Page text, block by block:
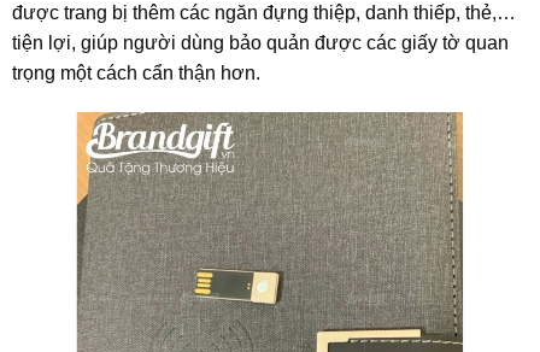
được trang bị thêm các ngăn đựng thiệp, danh thiếp, thẻ,…
tiện lợi, giúp người dùng bảo quản được các giấy tờ quan
trọng một cách cẩn thận hơn.